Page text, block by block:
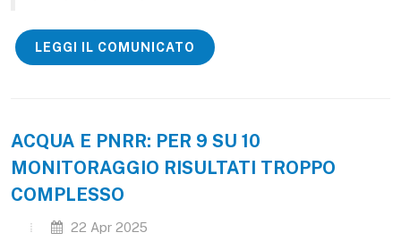
LEGGI IL COMUNICATO
ACQUA E PNRR: PER 9 SU 10
MONITORAGGIO RISULTATI TROPPO
COMPLESSO
22 Apr 2025